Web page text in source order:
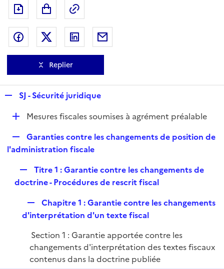
Exporter le document au format pdf
Partager sur Facebook
Partager sur Twitter
Partager sur LinkedIn
Replier
p
e
SJ - Sécurité juridique
D
p
l
r
Mesures fiscales soumises à agrément préalable
e
l
i
Garanties contre les changements de position de
l'administration fiscale
e
l
i
e
r
Titre 1 : Garantie contre les changements de
doctrine - Procédures de rescrit fiscal
e
l
i
e
Chapitre 1 : Garantie contre les changements
d'interprétation d'un texte fiscal
Section 1 : Garantie apportée contre les
changements d'interprétation des textes fiscaux
contenus dans la doctrine publiée